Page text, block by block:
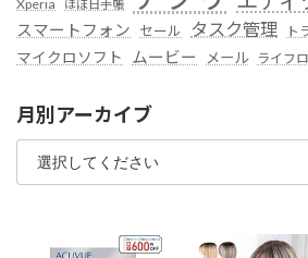
Xperia ほぼ日手帳
スマートフォン セール タスク管理 ト
マイクロソフト ムービー メール ライフ
月別アーカイブ